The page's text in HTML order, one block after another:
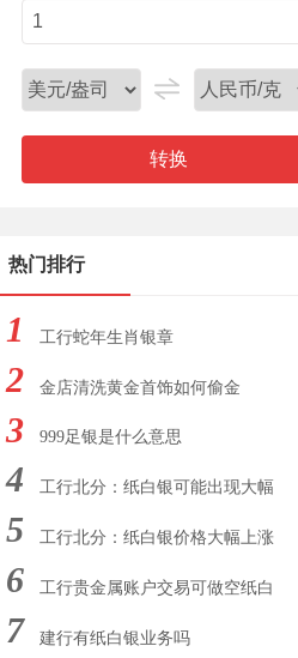
转换
热门排行
1 工行蛇年生肖银章
2 金店清洗黄金首饰如何偷金
3 999足银是什么意思
4 工行北分：纸白银可能出现大幅
下跌
5 工行北分：纸白银价格大幅上涨
6 工行贵金属账户交易可做空纸白
银
7 建行有纸白银业务吗